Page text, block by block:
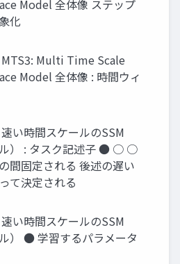
Model 全体像 ステップ
化
Multi Time Scale
Model 全体像 : 時間ウィ
い時間スケールのSSM
ル） : タスク記述子 ● ○ ○
間固定される 後述の遅い
て決定される
い時間スケールのSSM
ル） ● 学習するパラメータ